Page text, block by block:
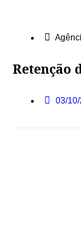
Retenção
03/